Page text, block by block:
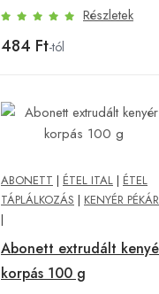
gluténmentes 100 g
Részletek
484 Ft-tól
ABONETT | ÉTEL ITAL | ÉTEL
TÁPLÁLKOZÁS | KENYÉR
|
Abonett extrudált
korpás 100 g